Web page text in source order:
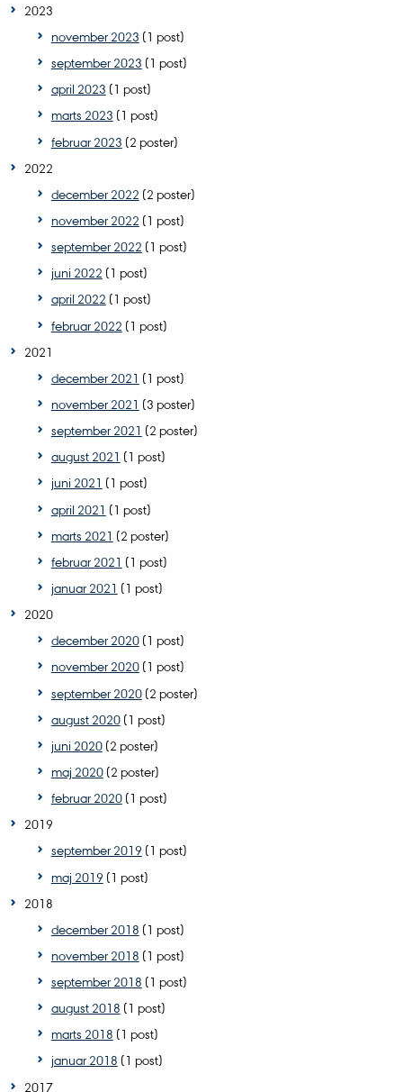
2023
november 2023 (1 post)
september 2023 (1 post)
april 2023 (1 post)
marts 2023 (1 post)
februar 2023 (2 poster)
2022
december 2022 (2 poster)
november 2022 (1 post)
september 2022 (1 post)
juni 2022 (1 post)
april 2022 (1 post)
februar 2022 (1 post)
2021
december 2021 (1 post)
november 2021 (3 poster)
september 2021 (2 poster)
august 2021 (1 post)
juni 2021 (1 post)
april 2021 (1 post)
marts 2021 (2 poster)
februar 2021 (1 post)
januar 2021 (1 post)
2020
december 2020(1 post)
november 2020(1 post)
september 2020(2 poster)
august 2020(1 post)
juni 2020(2 poster)
maj 2020(2 poster)
februar 2020(1 post)
2019
september 2019 (1 post)
maj 2019 (1 post)
2018
december 2018 (1 post)
november 2018 (1 post)
september 2018 (1 post)
august 2018 (1 post)
marts 2018 (1 post)
januar 2018 (1 post)
2017